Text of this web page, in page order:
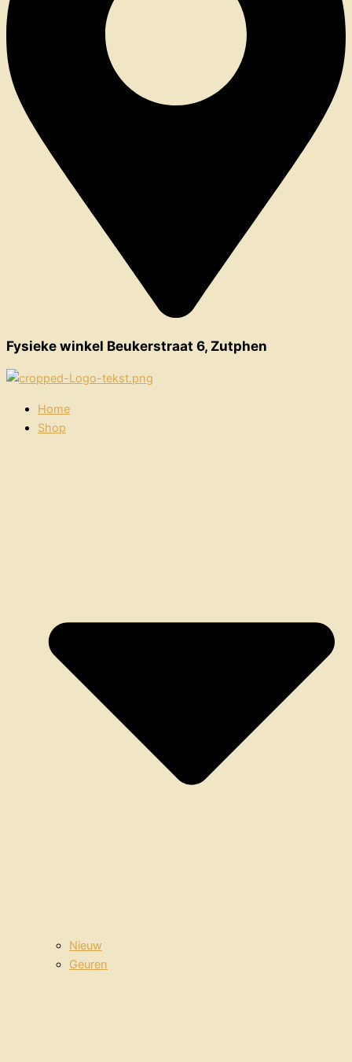
Fysieke winkel Beukerstraat 6, Zutphen
Home
Shop
Nieuw
Geuren